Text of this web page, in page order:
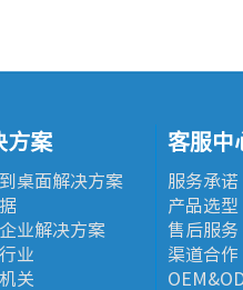
方案
桌面解决方案
业解决方案
业
关
客服中
服务承诺
产品选型
售后服务
渠道合作